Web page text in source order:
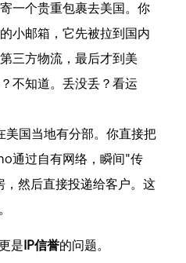
一个贵重包裹去美国。你
小邮箱，它先被拉到国内
三方物流，最后才到美
不知道。丢没丢？看运
美国当地有分部。你直接把
通过自有网络，瞬间"传
然后直接投递给客户。这
。
是IP信誉的问题。